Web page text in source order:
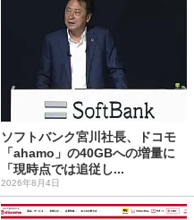
ソフトバンク宮川社長、ドコモ
「ahamo」の40GBへの増量に
「現時点では追従し...
2026年8月4日